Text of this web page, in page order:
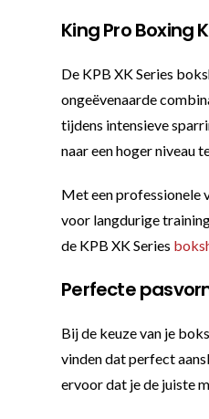
King Pro Boxing
De KPB XK Series
ongeëvenaarde
tijdens intensieve
naar een hoger niveau
Met een professionele
voor langdurige
de KPB XK Series
Perfecte
Bij de keuze van je
vinden dat perfect
ervoor dat je de juiste